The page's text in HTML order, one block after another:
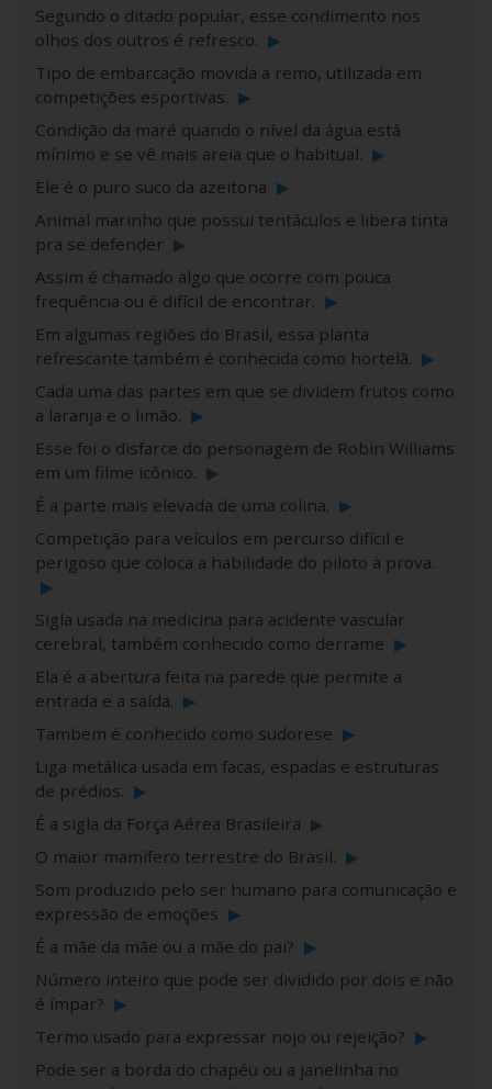
Segundo o ditado popular, esse condimento nos
olhos dos outros é refresco. ▶
Tipo de embarcação movida a remo, utilizada em
competições esportivas. ▶
Condição da maré quando o nível da água está
mínimo e se vê mais areia que o habitual. ▶
Ele é o puro suco da azeitona ▶
Animal marinho que possui tentáculos e libera tinta
pra se defender ▶
Assim é chamado algo que ocorre com pouca
frequência ou é difícil de encontrar. ▶
Em algumas regiões do Brasil, essa planta
refrescante também é conhecida como hortelã. ▶
Cada uma das partes em que se dividem frutos como
a laranja e o limão. ▶
Esse foi o disfarce do personagem de Robin Williams
em um filme icônico. ▶
É a parte mais elevada de uma colina. ▶
Competição para veículos em percurso difícil e
perigoso que coloca a habilidade do piloto à prova.
▶
Sigla usada na medicina para acidente vascular
cerebral, também conhecido como derrame ▶
Ela é a abertura feita na parede que permite a
entrada e a saída. ▶
Tambem é conhecido como sudorese ▶
Liga metálica usada em facas, espadas e estruturas
de prédios. ▶
É a sigla da Força Aérea Brasileira ▶
O maior mamífero terrestre do Brasil. ▶
Som produzido pelo ser humano para comunicação e
expressão de emoções ▶
É a mãe da mãe ou a mãe do pai? ▶
Número inteiro que pode ser dividido por dois e não
é ímpar? ▶
Termo usado para expressar nojo ou rejeição? ▶
Pode ser a borda do chapéu ou a janelinha no